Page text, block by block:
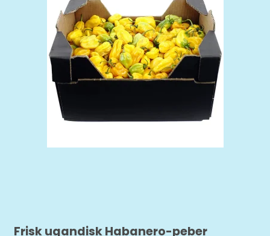
Frisk ugandisk Habanero-peber